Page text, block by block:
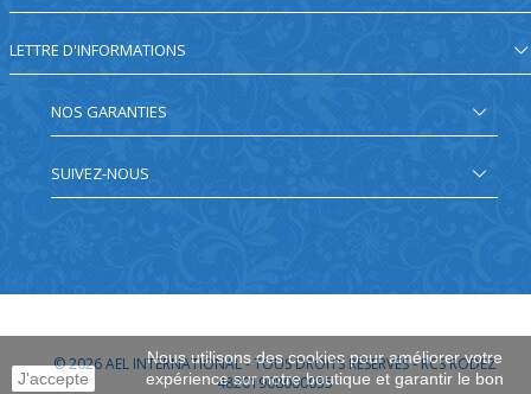
LETTRE D'INFORMATIONS
J'accepte
Nous utilisons des cookies pour améliorer votre
expérience sur notre boutique et garantir le bon
NOS GARANTIES
SUIVEZ-NOUS
© 2026AEL INTERNATIONAL - TOUS DROITS RÉSERVÉS - RCS RODEZ
48201908000035